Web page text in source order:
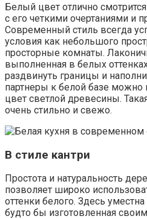
Белый цвет отлично
с его четкими очертаниями и
Современный стиль всегда
условия как небольшого
просторные комнаты.
выполненная в белых
раздвинуть границы и
партнеры к белой базе можно
цвет светлой древесины.
очень стильно и свежо.
В стиле кантри
Простота и натуральность
позволяет широко
оттенки белого. Здесь
будто бы изготовленная